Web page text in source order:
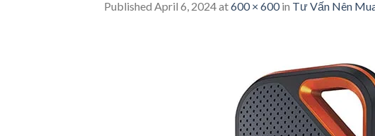
Published April 6, 2024at600 × 600in Tư Vấn Nên